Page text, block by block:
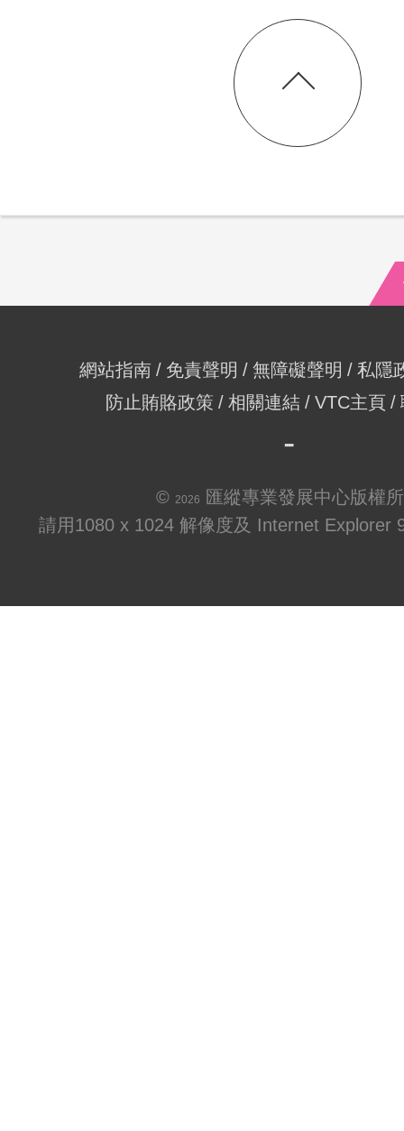
網站指南 免責聲明 無障礙聲明
私隱
防止賄賂政策
相關連結 VTC主頁
© 2026
匯縱專業發展中心版權
請用1080 x 1024 解像度及 Internet Explorer